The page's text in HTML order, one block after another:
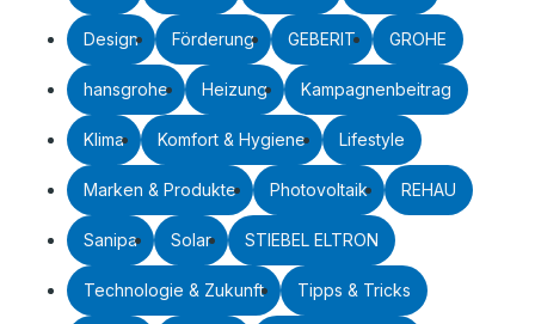
Design Förderung GEBERIT GROHE
hansgrohe Heizung Kampagnenbeitrag
Klima Komfort & Hygiene Lifestyle
Marken & Produkte Photovoltaik REHAU
Sanipa Solar STIEBEL ELTRON
Technologie & Zukunft Tipps & Tricks